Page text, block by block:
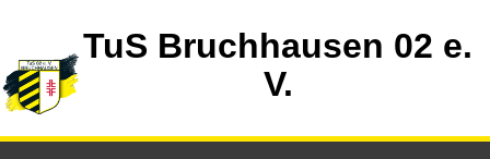
TuS Bruchhausen 02 e.
V.